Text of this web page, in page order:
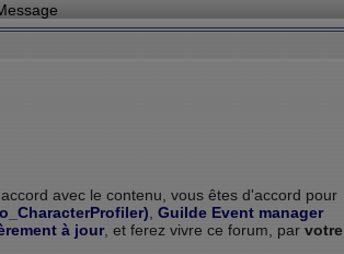
avec le contenu, vous êtes d'accord pour
Guilde Event manager
à jour, et ferez vivre ce forum, par votre